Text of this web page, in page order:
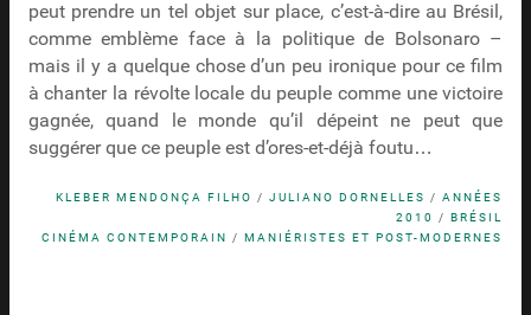
peut prendre un tel objet sur place, c’est-à-dire au Brésil,
comme emblème face à la politique de Bolsonaro –
mais il y a quelque chose d’un peu ironique pour ce film
à chanter la révolte locale du peuple comme une victoire
gagnée, quand le monde qu’il dépeint ne peut que
suggérer que ce peuple est d’ores-et-déjà foutu…
KLEBER MENDONÇA FILHO /JULIANO DORNELLES /ANNÉES
2010
/BRÉSIL
CINÉMA CONTEMPORAIN /MANIÉRISTES ET POST-MODERNES